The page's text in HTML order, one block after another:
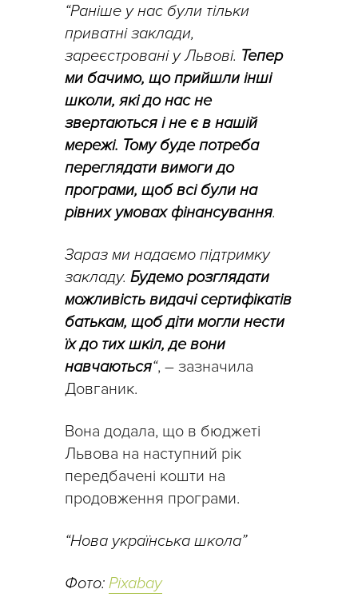
“Раніше у нас були тільки
приватні заклади,
зареєстровані у Львові. Тепер
ми бачимо, що прийшли інші
школи, які до нас не
звертаються і не є в нашій
мережі. Тому буде потреба
переглядати вимоги до
програми, щоб всі були на
рівних умовах фінансування.
Зараз ми надаємо підтримку
закладу. Будемо розглядати
можливість видачі сертифікатів
батькам, щоб діти могли нести
їх до тих шкіл, де вони
навчаються“, – зазначила
Довганик.
Вона додала, що в бюджеті
Львова на наступний рік
передбачені кошти на
продовження програми.
“Нова українська школа”
Фото: Pixabay